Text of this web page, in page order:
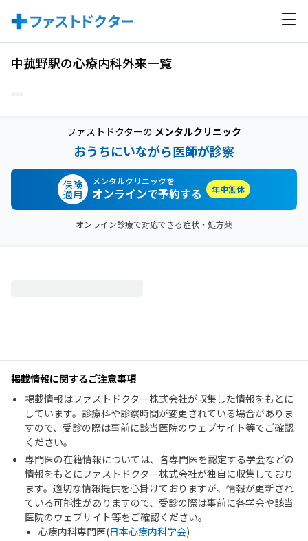
中菰野駅の心療内科外来一覧
ファストドクターの メンタルクリニック
おうちにいながら医師が診察
保険
適用
メンタルクリニックを
オンラインで予約する 年中無休
オンライン診療で対応できる症状・処方薬
掲載情報に関するご注意事項
掲載情報はファストドクター株式会社が収集した情報をもとに
しています。診療科や診察時間が変更されている場合がありま
すので、受診の際は事前に該当医院のウェブサイト等でご確認
ください。
専門医の在籍情報については、各専門医を認定する学会などの
情報をもとにファストドクター株式会社が独自に収集しており
ます。適切な情報提供を心掛けておりますが、情報が更新され
ている可能性がありますので、受診の際は事前に各学会や該当
医院のウェブサイト等をご確認ください。
心療内科専門医(日本心療内科学会)